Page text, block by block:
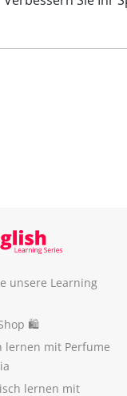
unsere Learning
🛍
lernen mit Perfume
lernen mit